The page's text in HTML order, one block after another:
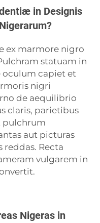
in Designis
ex marmore nigro
statuam in
oculum capiet et
nigri
de aequilibrio
claris, parietibus
pulchrum
aut picturas
reddas. Recta
vulgarem in
Nigeras in